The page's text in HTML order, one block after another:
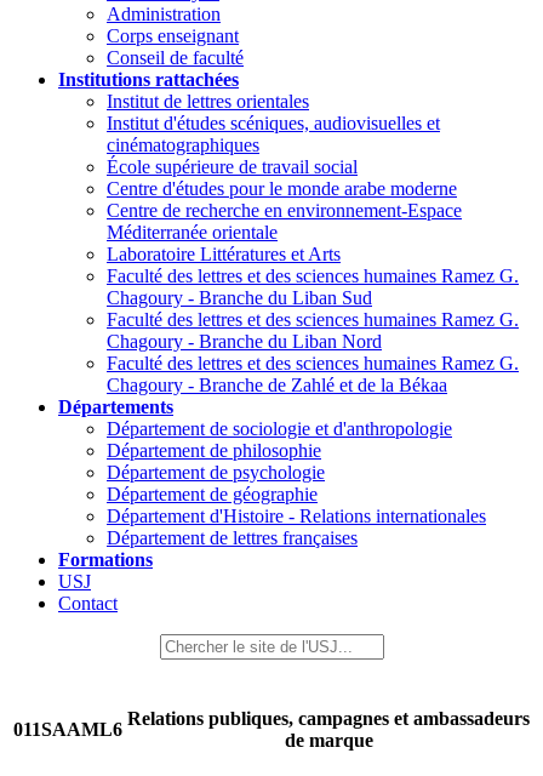
Administration
Corps enseignant
Conseil de faculté
Institutions rattachées
Institut de lettres orientales
Institut d'études scéniques, audiovisuelles et
cinématographiques
École supérieure de travail social
Centre d'études pour le monde arabe moderne
Centre de recherche en environnement-Espace
Méditerranée orientale
Laboratoire Littératures et Arts
Faculté des lettres et des sciences humaines Ramez G.
Chagoury - Branche du Liban Sud
Faculté des lettres et des sciences humaines Ramez G.
Chagoury - Branche du Liban Nord
Faculté des lettres et des sciences humaines Ramez G.
Chagoury - Branche de Zahlé et de la Békaa
Départements
Département de sociologie et d'anthropologie
Département de philosophie
Département de psychologie
Département de géographie
Département d'Histoire - Relations internationales
Département de lettres françaises
Formations
USJ
Contact
011SAAML6
Relations publiques, campagnes et ambassadeurs
de marque